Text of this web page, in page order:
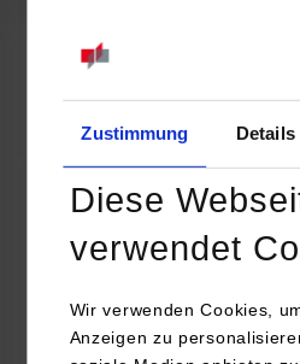
Zustimmung Details
Diese
verwendet
Wir verwenden Cookies,
Anzeigen zu
Online INDIS-Infoveranstaltung
Zum Event
Technologietag: Clean
nachhaltige Mobilität im
16.09.2026 - 17.09.2026